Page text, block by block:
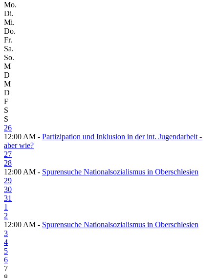
Mo.
Di.
Mi.
Do.
Fr.
Sa.
So.
M
D
M
D
F
S
S
26
12:00 AM - Partizipation und Inklusion in der int. Jugendarbeit -
aber wie?
27
28
12:00 AM - Spurensuche Nationalsozialismus in Oberschlesien
29
30
31
1
2
12:00 AM - Spurensuche Nationalsozialismus in Oberschlesien
3
4
5
6
7